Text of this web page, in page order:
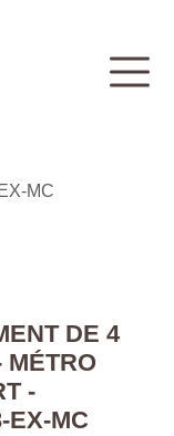
MC
DE 4
MÉTRO
-
EX-MC